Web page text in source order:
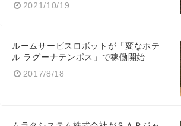
2021/10/19
ルームサービスロボットが「変なホテ
ル ラグーナテンボス」で稼働開始
2017/8/18